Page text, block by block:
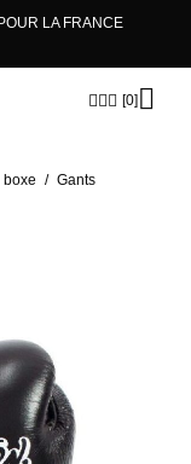
LA FRANCE
[0]
boxe / Gants